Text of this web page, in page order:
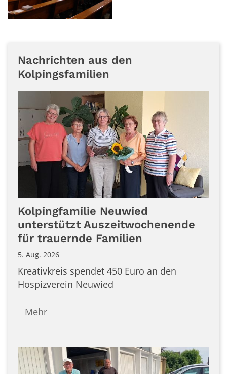
Nachrichten aus den
Kolpingsfamilien
Kolpingfamilie Neuwied
unterstützt Auszeitwochenende
für trauernde Familien
5. Aug. 2026
Kreativkreis spendet 450 Euro an den
Hospizverein Neuwied
Mehr